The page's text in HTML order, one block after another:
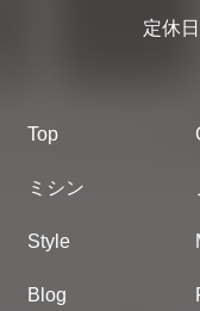
定休
Top
ミシン
Style
Blog